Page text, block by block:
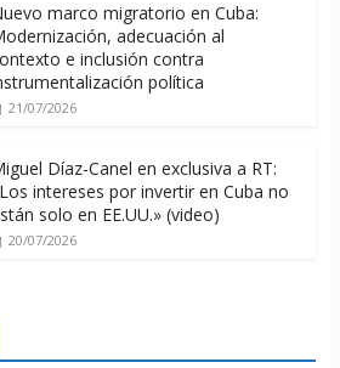
marco migratorio en Cuba:
adecuación al
e inclusión contra
política
21/07/2026
Díaz-Canel en exclusiva a RT:
intereses por invertir en Cuba no
solo en EE.UU.» (video)
20/07/2026